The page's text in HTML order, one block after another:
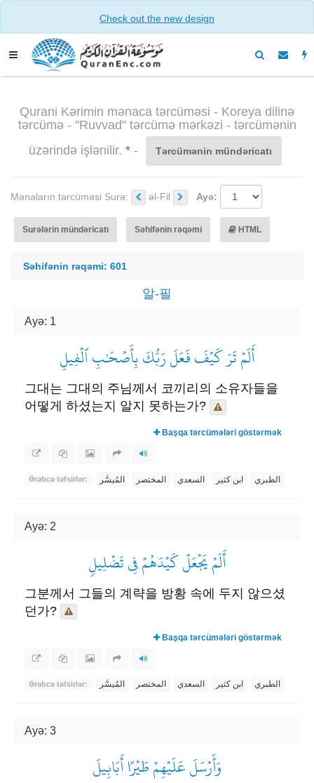
Check out the new design
Qurani Kərimin mənaca tərcüməsi - Koreya dilinə
tərcümə - "Ruvvad" tərcümə mərkəzi - tərcümənin
üzərində işlənilir. *- Tərcümənin mündəricatı
Mənaların tərcüməsi Surə: əl-Fil Ayə:
Surələrin mündəricatı Səhifənin rəqəmi HTML
Səhifənin rəqəmi: 601
알-필
Ayə: 1
أَلَمۡ تَرَ كَيۡفَ فَعَلَ رَبُّكَ بِأَصۡحَٰبِ ٱلۡفِيلِ
그대는 그대의 주님께서 코끼리의 소유자들을
어떻게 하셨는지 알지 못하는가?
Başqa tərcümələri göstərmək
Ərəbcə təfsirlər: المُيسَّر المختصر السعدي ابن كثير الطبري
Ayə: 2
أَلَمۡ يَجۡعَلۡ كَيۡدَهُمۡ فِي تَضۡلِيلٖ
그분께서 그들의 계략을 방황 속에 두지 않으셨
던가?
Başqa tərcümələri göstərmək
Ərəbcə təfsirlər: المُيسَّر المختصر السعدي ابن كثير الطبري
Ayə: 3
وَأَرۡسَلَ عَلَيۡهِمۡ طَيۡرًا أَبَابِيلَ